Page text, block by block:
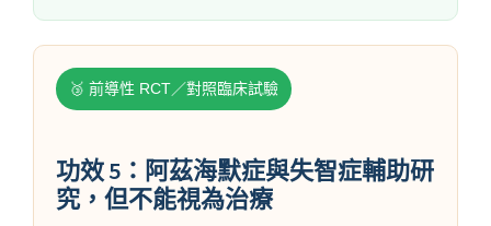
🥉 前導性 RCT／對照臨床試驗
功效 5：阿茲海默症與失智症輔助研
究，但不能視為治療